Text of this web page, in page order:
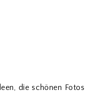
die schönen Fotos